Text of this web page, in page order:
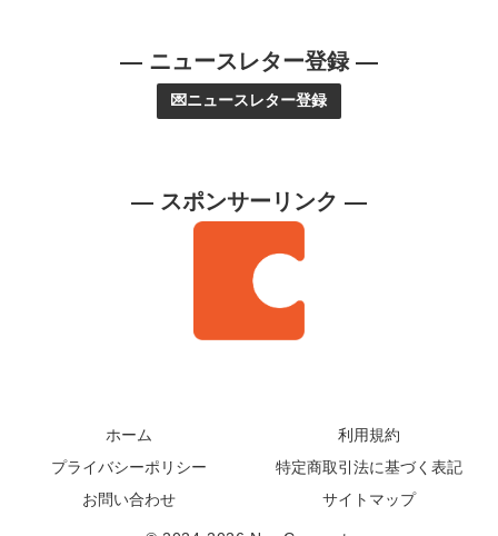
— ニュースレター登録 —
💌ニュースレター登録
— スポンサーリンク —
ホーム
利用規約
プライバシーポリシー
特定商取引法に基づく表記
お問い合わせ
サイトマップ